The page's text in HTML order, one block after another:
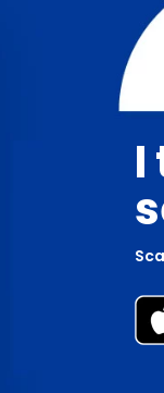
I